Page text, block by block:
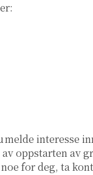
melde interesse
oppstarten av
for deg, ta